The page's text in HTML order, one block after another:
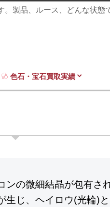
製品、ルース、どんな状態
色石・宝石買取実績
ンの微細結晶が包有さ
じ、ヘイロウ(光輪)と